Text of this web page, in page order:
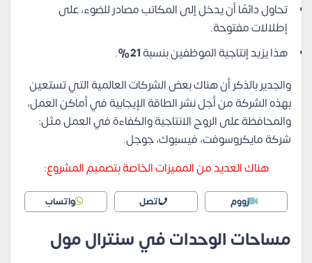
تحاول دائمًا أن يدخل إلى المكاتب مصادر للضوء، على
إطلالات مفتوحة.
هذا يزيد إنتاجية الموظفين بنسبة21%
.
والجدير بالذكر أن هناك بعض الشركات العالمية التي تستعين
بهذه الشركة من أجل نشر الطاقة الإيجابية في أماكن العمل،
والمحافظة على الروح الانتاجية والكفاءة في العمل مثل:
شركة مايكروسوفت، فيسبوك، جوجل.
هناك العديد من المميزات الخاصة بتصميم المشروع:
زووم اتصل واتساب
مساحات الوحدات في سنترال مول